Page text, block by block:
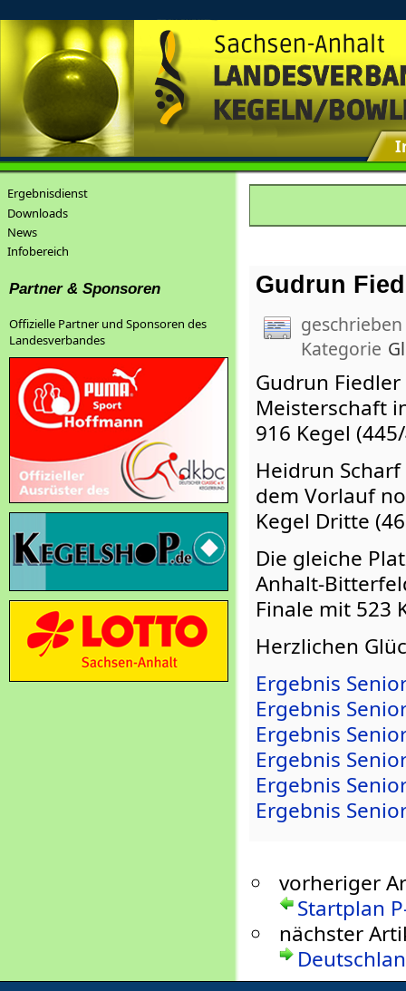
Gudrun
Kategorie
Gudrun Fiedler
Meisterschaft
916 Kegel
Heidrun
dem Vorlauf
Kegel Dritte
Die gleiche
Anhalt-
Finale mit 523
Herzlichen
Ergebnis
Ergebnis
Ergebnis
Ergebnis
Ergebnis
Ergebnis
vorheriger
Startplan
nächster
Ergebnisdienst
Downloads
News
Infobereich
Partner & Sponsoren
Offizielle Partner und Sponsoren des
Landesverbandes